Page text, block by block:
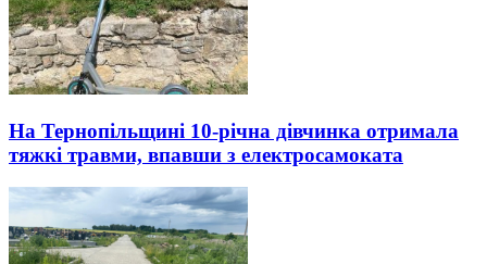
На Тернопільщині 10-річна дівчинка отримала
тяжкі травми, впавши з електросамоката